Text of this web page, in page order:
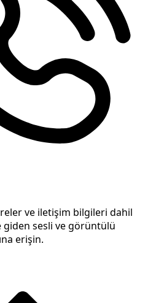
ve iletişim bilgileri dahil
giden sesli ve görüntülü
erişin.